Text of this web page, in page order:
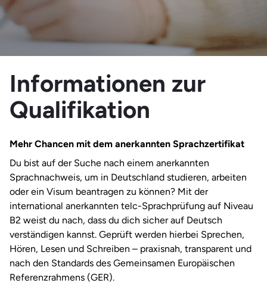
Informationen zur
Qualifikation
Mehr Chancen mit dem anerkannten Sprachzertifikat
Du bist auf der Suche nach einem anerkannten
Sprachnachweis, um in Deutschland studieren, arbeiten
oder ein Visum beantragen zu können? Mit der
international anerkannten telc-Sprachprüfung auf Niveau
B2 weist du nach, dass du dich sicher auf Deutsch
verständigen kannst. Geprüft werden hierbei Sprechen,
Hören, Lesen und Schreiben – praxisnah, transparent und
nach den Standards des Gemeinsamen Europäischen
Referenzrahmens (GER).